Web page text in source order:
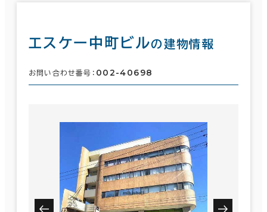
エスケー中町ビルの建物情報
お問い合わせ番号： 002-40698